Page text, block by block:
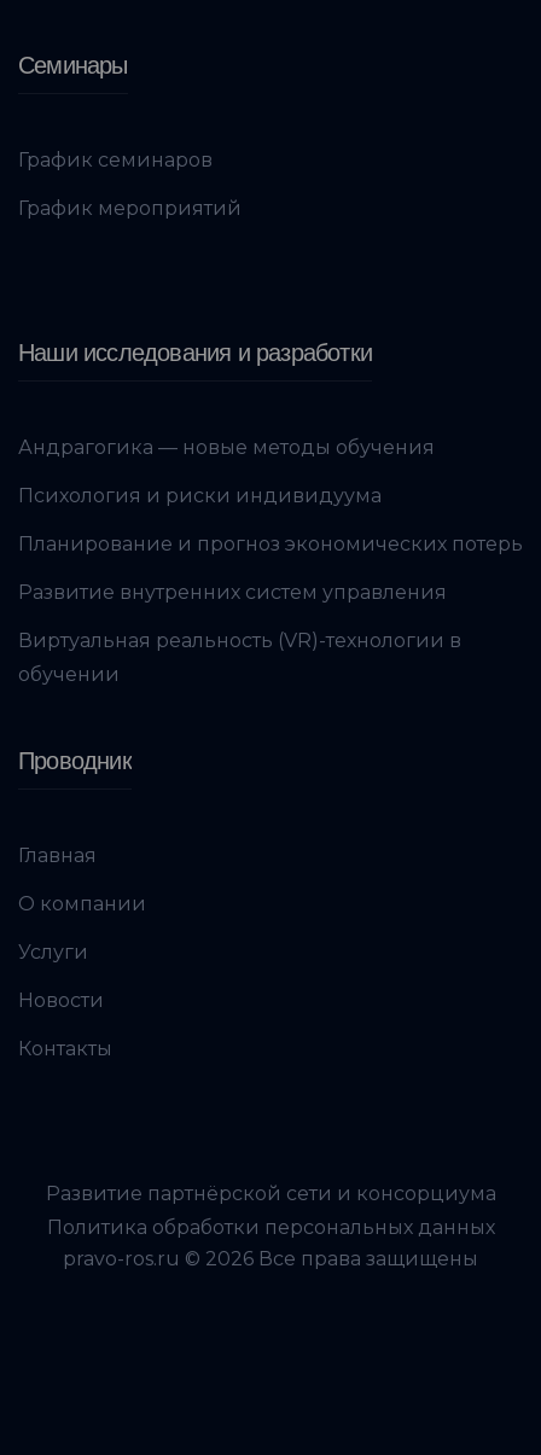
Семинары
График семинаров
График мероприятий
Наши исследования и разработки
Андрагогика — новые методы обучения
Психология и риски индивидуума
Планирование и прогноз экономических потерь
Развитие внутренних систем управления
Виртуальная реальность (VR)-технологии в
обучении
Проводник
Главная
О компании
Услуги
Новости
Контакты
Развитие партнёрской сети и консорциума
Политика обработки персональных данных
pravo-ros.ru © 2026 Все права защищены